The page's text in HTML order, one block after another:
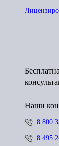
Наши
8 800
8 495